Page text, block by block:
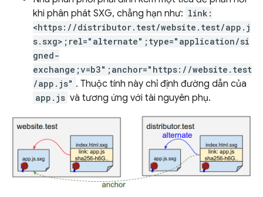
khi phân phát SXG, chẳng hạn như: link:
<https://distributor.test/website.test/app.j
s.sxg>;rel="alternate";type="application/si
gned-
exchange;v=b3";anchor="https://website.test
/app.js" . Thuộc tính này chỉ định đường dẫn của
app.js và tương ứng với tài nguyên phụ.